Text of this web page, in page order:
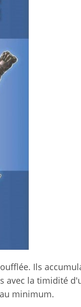
Ils
avec la timidité
minimum.